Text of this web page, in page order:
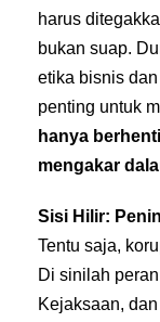
harus
bukan suap.
etika bisnis
penting untuk
hanya
mengakar
Sisi Hilir:
Tentu saja,
Di sinilah
Kejaksaan,